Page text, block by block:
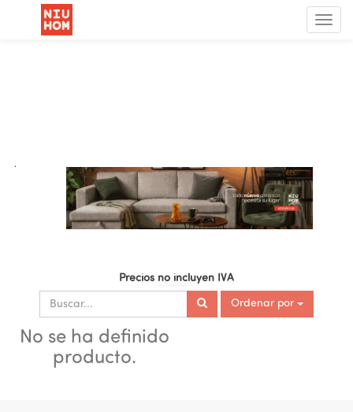
Menú
de
.
Precios no incluyen IVA
Ordenar por
No se ha definido
producto.